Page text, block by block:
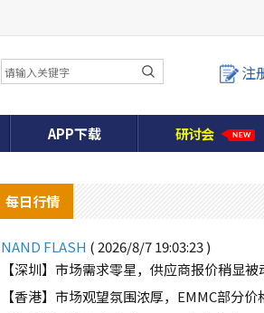
注
APP下载 研讨会 NEW
每日行情
NAND FLASH ( 2026/8/7 19:03:23 )
【深圳】市场需求零星，供应商报价稍显被